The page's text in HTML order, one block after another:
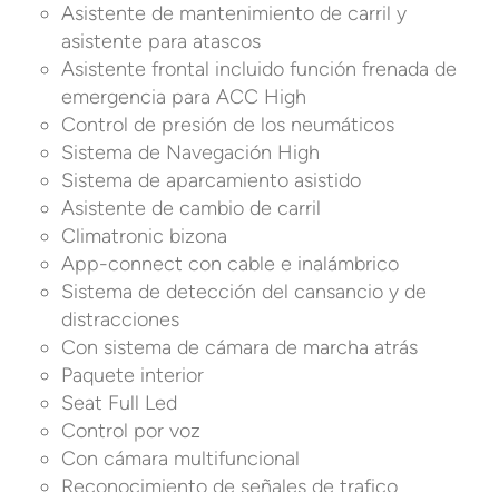
Asistente de mantenimiento de carril y
asistente para atascos
Asistente frontal incluido función frenada de
emergencia para ACC High
Control de presión de los neumáticos
Sistema de Navegación High
Sistema de aparcamiento asistido
Asistente de cambio de carril
Climatronic bizona
App-connect con cable e inalámbrico
Sistema de detección del cansancio y de
distracciones
Con sistema de cámara de marcha atrás
Paquete interior
Seat Full Led
Control por voz
Con cámara multifuncional
Reconocimiento de señales de trafico